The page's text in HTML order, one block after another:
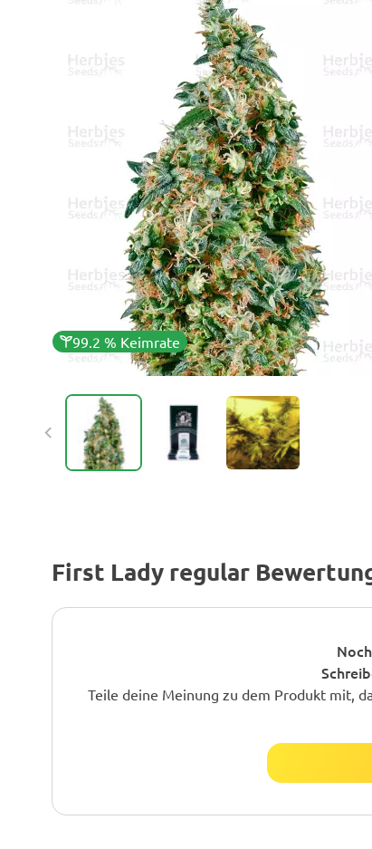
99.2 % Keimrate
First Lady regular
Teile deine Meinung zu dem Produkt mit,